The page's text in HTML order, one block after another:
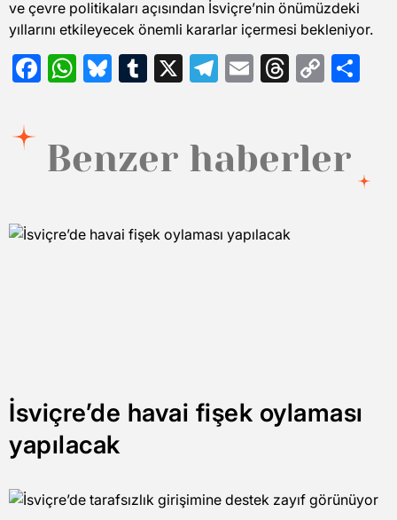
ve çevre politikaları açısından İsviçre’nin önümüzdeki
yıllarını etkileyecek önemli kararlar içermesi bekleniyor.
Facebook
WhatsApp
Bluesky
Tumblr
X Telegram
EmailThreads
Copy
Benzer haberler
İsviçre’de havai fişek oylaması
yapılacak